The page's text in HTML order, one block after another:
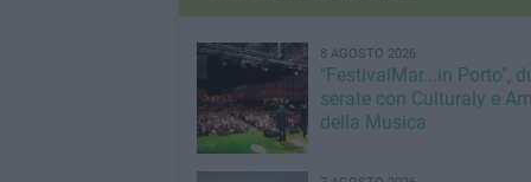
8 AGOSTO 2026
"FestivalMar...in Porto",
serate con Culturaly e
della Musica